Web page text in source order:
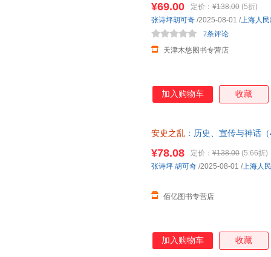
¥69.00 定价： ¥138.00 (5折)
天津木悠图书专营店
2条评论
张诗坪胡可奇 /2025-08-01 /上海人
加入购物车 收藏
安史之乱 ：历史、宣传与神话
十 请放心下单，本店所有商品
¥78.08 定价： ¥138.00 (5.66折)
佰亿图书专营店
张诗坪 胡可奇 /2025-08-01 /上海人
加入购物车 收藏